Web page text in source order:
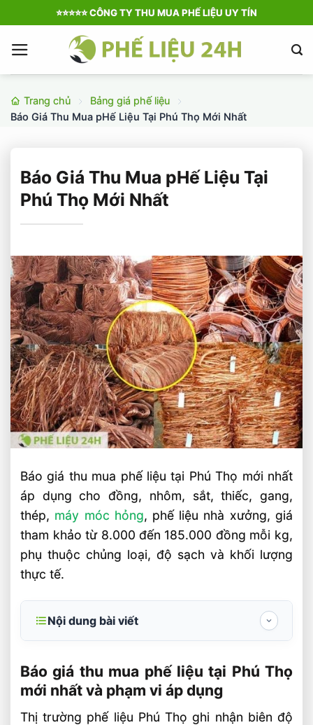
qua
nội
⭐️⭐️⭐️⭐️⭐️ CÔNG TY THU MUA PHẾ LIỆU UY TÍN
Trang chủ
Bảng giá phế liệu
Báo Giá Thu Mua pHế Liệu Tại Phú Thọ Mới Nhất
Báo Giá Thu Mua pHế Liệu Tại
Phú Thọ Mới Nhất
Báo giá thu mua phế liệu tại Phú Thọ mới nhất
áp dụng cho đồng, nhôm, sắt, thiếc, gang,
thép, máy móc hỏng, phế liệu nhà xưởng, giá
tham khảo từ 8.000 đến 185.000 đồng mỗi kg,
phụ thuộc chủng loại, độ sạch và khối lượng
thực tế.
Nội dung bài viết
nhất và phạm vi áp dụng
Nhóm phế liệu kim loại màu có giá trị cao
Nhóm phế liệu sắt thép, gang và máy
Báo giá thu mua phế liệu tại Phú Thọ
mới nhất và phạm vi áp dụng
Thị trường phế liệu Phú Thọ ghi nhận biên độ